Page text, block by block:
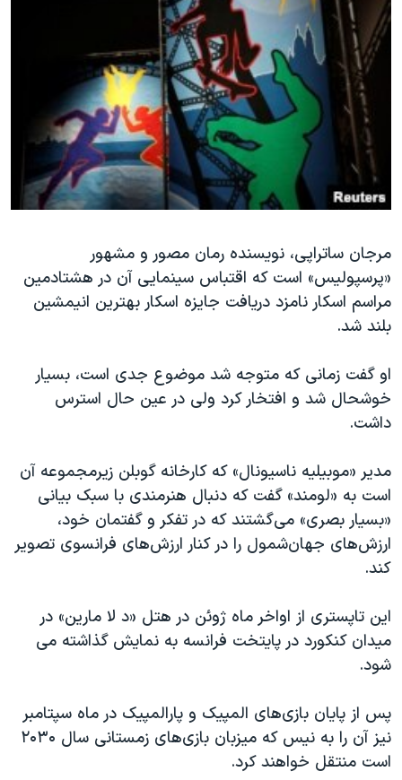
مرجان ساتراپی، نویسنده رمان مصور و مشهور
«پرسپولیس» است که اقتباس سینمایی آن در هشتادمین
مراسم اسکار نامزد دریافت جایزه اسکار بهترین انیمشین
بلند شد.
او گفت زمانی که متوجه شد موضوع جدی است، بسیار
خوشحال شد و افتخار کرد ولی در عین حال استرس
داشت.
مدیر «موبیلیه ناسیونال» که کارخانه گوبلن زیرمجموعه آن
است به «لومند» گفت که دنبال هنرمندی با سبک بیانی
«بسیار بصری» می‌گشتند که در تفکر و گفتمان خود،
ارزش‌های جهان‌شمول را در کنار ارزش‌های فرانسوی تصویر
کند.
این تاپستری از اواخر ماه ژوئن در هتل «د لا مارین» در
میدان کنکورد در پایتخت فرانسه به نمایش گذاشته می
شود.
پس از پایان بازی‌های المپیک و پارالمپیک در ماه سپتامبر
نیز آن را به نیس که میزبان بازی‌های زمستانی سال ۲۰۳۰
است منتقل خواهند کرد.